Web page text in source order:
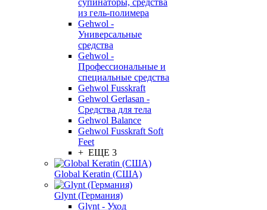
супинаторы, средства
из гель-полимера
Gehwol -
Универсальные
средства
Gehwol -
Профессиональные и
специальные средства
Gehwol Fusskraft
Gehwol Gerlasan -
Средства для тела
Gehwol Balance
Gehwol Fusskraft Soft
Feet
+ ЕЩЕ 3
Global Keratin (США)
Glynt (Германия)
Glynt - Уход